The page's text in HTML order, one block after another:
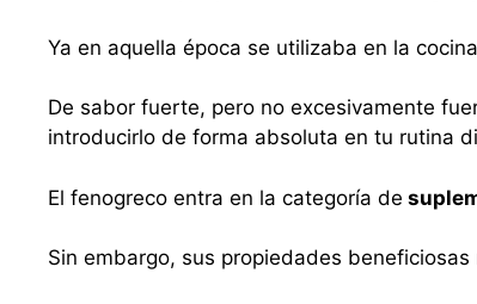
Ya en aquella época se utilizaba en la
De sabor fuerte, pero no excesivamente
introducirlo de forma absoluta en tu rutina
El fenogreco entra en la categoría de
Sin embargo, sus propiedades beneficiosas